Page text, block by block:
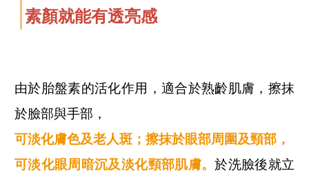
素顏就能有透亮感
由於胎盤素的活化作用，適合於熟齡肌膚，擦抹
於臉部與手部，
可淡化膚色及老人斑；擦抹於眼部周圍及頸部，
可淡化眼周暗沉及淡化頸部肌膚。於洗臉後就立